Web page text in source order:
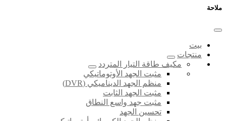
ملاحة
بيت
منتجات
مكيف طاقة التيار المتردد
مثبت الجهد الأوتوماتيكي
منظم الجهد الديناميكي (DVR)
مثبت الجهد الثابت
مثبت جهد واسع النطاق
تحسين الجهد